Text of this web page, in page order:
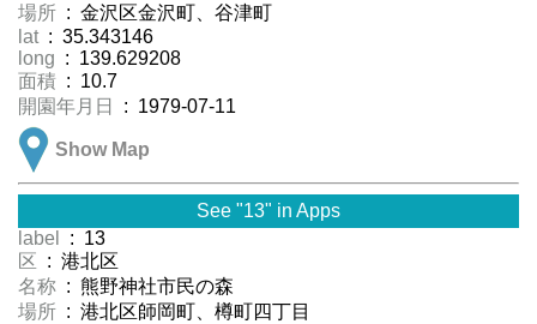
場所 : 金沢区金沢町、谷津町
lat : 35.343146
long : 139.629208
面積 : 10.7
開園年月日
: 1979-07-11
Show Map
See "13" in Apps
label
: 13
区 : 港北区
名称 : 熊野神社市民の森
場所 : 港北区師岡町、樽町四丁目